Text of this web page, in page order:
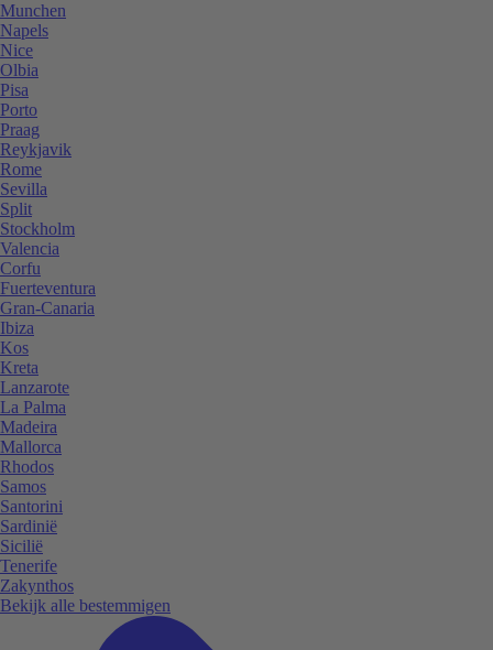
Munchen
Napels
Nice
Olbia
Pisa
Porto
Praag
Reykjavik
Rome
Sevilla
Split
Stockholm
Valencia
Corfu
Fuerteventura
Gran-Canaria
Ibiza
Kos
Kreta
Lanzarote
La Palma
Madeira
Mallorca
Rhodos
Samos
Santorini
Sardinië
Sicilië
Tenerife
Zakynthos
Bekijk alle bestemmigen